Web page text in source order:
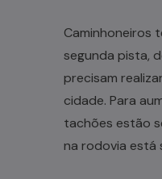
Caminhoneiros
segunda pista,
precisam
cidade. Para
tachões estão
na rodovia está